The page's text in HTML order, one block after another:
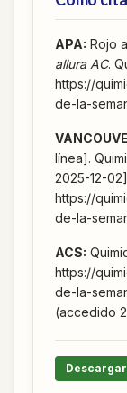
APA: Rojo
allura AC.
https://
de-la-
línea].
2025-12-
https://
de-la-
ACS:
https://
de-la-
(accedido